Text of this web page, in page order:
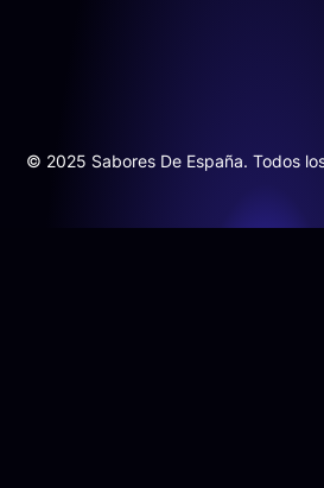
© 2025 Sabores De España. Todos